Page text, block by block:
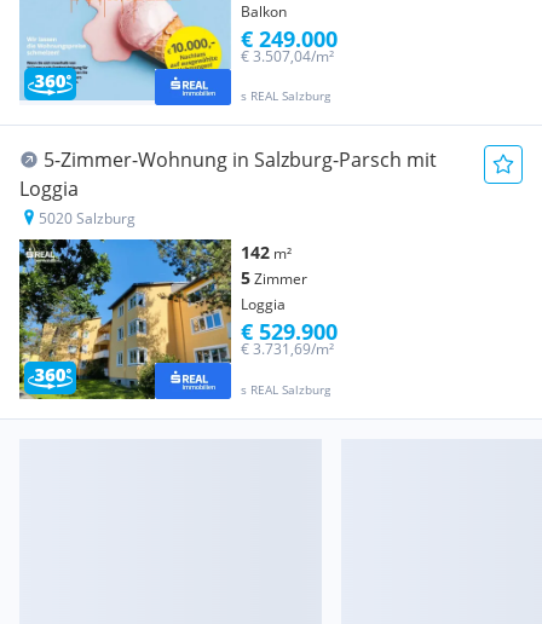
Balkon
s REAL Salzburg
€ 3.507,04/m²
€ 249.000
5-Zimmer-Wohnung in Salzburg-Parsch mit
Loggia
5020 Salzburg
142 m²
5Zimmer
Loggia
s REAL Salzburg
€ 3.731,69/m²
€ 529.900